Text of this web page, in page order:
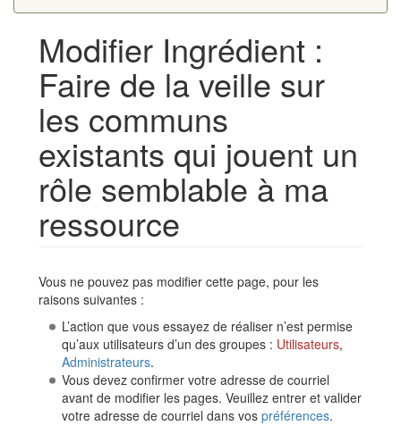
Modifier Ingrédient :
Faire de la veille sur
les communs
existants qui jouent un
rôle semblable à ma
ressource
Vous ne pouvez pas modifier cette page, pour les
raisons suivantes :
L’action que vous essayez de réaliser n’est permise
qu’aux utilisateurs d’un des groupes : Utilisateurs,
Administrateurs.
Vous devez confirmer votre adresse de courriel
avant de modifier les pages. Veuillez entrer et valider
votre adresse de courriel dans vos préférences.